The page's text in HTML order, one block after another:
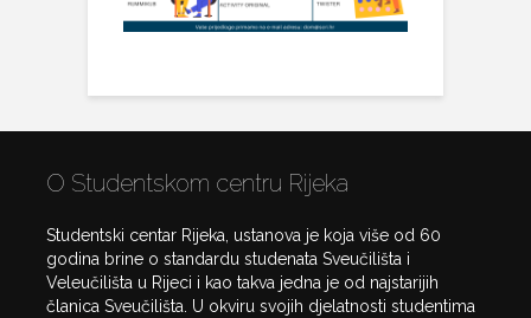
O Studentskom centru Rijeka
Studentski centar Rijeka, ustanova je koja više od 60
godina brine o standardu studenata Sveučilišta i
Veleučilišta u Rijeci i kao takva jedna je od najstarijih
članica Sveučilišta. U okviru svojih djelatnosti studentima